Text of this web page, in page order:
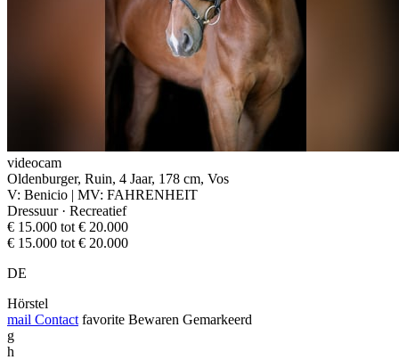
videocam
Oldenburger, Ruin, 4 Jaar, 178 cm, Vos
V: Benicio | MV: FAHRENHEIT
Dressuur · Recreatief
€ 15.000 tot € 20.000
€ 15.000 tot € 20.000
DE
Hörstel
mail Contact favorite Bewaren Gemarkeerd
g
h